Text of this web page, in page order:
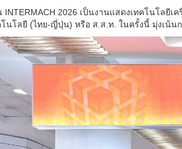
INTERMACH 2026 เป็นงานแสดงเทคโนโลยี
โนโลยี (ไทย-ญี่ปุ่น) หรือ ส.ส.ท. ในครั้งนี้ มุ่งเน้